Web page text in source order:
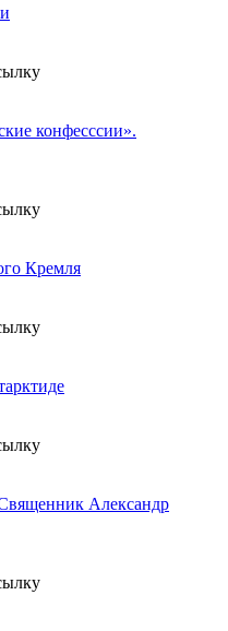
конфесссии».
Кремля
Священник Александр